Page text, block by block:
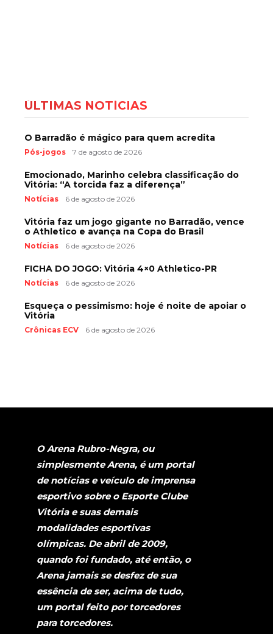
ÚLTIMAS NOTÍCIAS
O Barradão é mágico para quem acredita
Pós-jogos 7 de agosto de 2026
Emocionado, Marinho celebra classificação do
Vitória: “A torcida faz a diferença”
Notícias 6 de agosto de 2026
Vitória faz um jogo gigante no Barradão, vence
o Athletico e avança na Copa do Brasil
Notícias 6 de agosto de 2026
FICHA DO JOGO: Vitória 4×0 Athletico-PR
Notícias 6 de agosto de 2026
Esqueça o pessimismo: hoje é noite de apoiar o
Vitória
Crônicas ECV 6 de agosto de 2026
O Arena Rubro-Negra, ou
simplesmente Arena, é um portal
de notícias e veículo de imprensa
esportivo sobre o Esporte Clube
Vitória e suas demais
modalidades esportivas
olímpicas. De abril de 2009,
quando foi fundado, até então, o
Arena jamais se desfez de sua
essência de ser, acima de tudo,
um portal feito por torcedores
para torcedores.